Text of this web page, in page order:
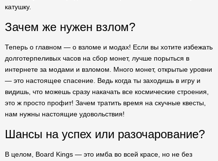
катушку.
Зачем же нужен взлом?
Теперь о главном — о взломе и модах! Если вы хотите избежать
долготерпеливых часов на сбор монет, лучше порыться в
интернете за модами и взломом. Много монет, открытые уровни
— это настоящее спасение. Ведь когда ты заходишь в игру и
видишь, что можешь сразу накачать все космические строения,
это ж просто профит! Зачем тратить время на скучные квесты,
нам нужны настоящие удовольствия!
Шансы на успех или разочарование?
В целом, Board Kings — это имба во всей красе, но не без